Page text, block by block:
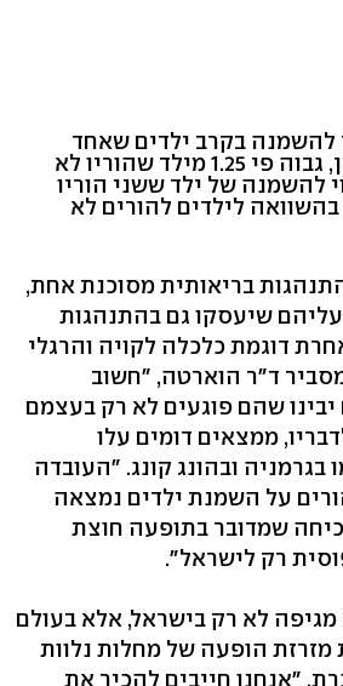
להשמנה בקרב ילדים שאחד
ההורים שלהם מעשן, גבוה פי 1.25 מילד שהוריו לא
להשמנה של ילד ששני הוריו
מעשנים גבוה פי 1.4 בהשוואה לילדים להורים לא
בריאותית מסוכנת אחת,
שיעסקו גם בהתנהגות
דוגמת כלכלה לקויה והרגלי
ד"ר הוארטה, "חשוב
שהם פוגעים לא רק בעצמם
ממצאים דומים עלו
ובהונג קונג. "העובדה
על השמנת ילדים נמצאה
שמדובר בתופעה חוצת
רק לישראל".
לא רק בישראל, אלא בעולם
מזרזת הופעה של מחלות נלוות
"אנחנו חייבים להכיר את